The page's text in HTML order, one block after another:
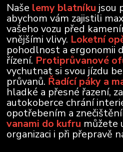
Naše lemy blatníku jsou
abychom vám zajistili
vašeho vozu před
vnějšími vlivy. Loketní
pohodlnost a ergonomii
řízení. Protiprůvanové
vychutnat si svou jízdu
průvanů. Řadící páky a
hladké a přesné řazení,
autokoberce chrání
opotřebením a
vanami do kufru můžete
organizaci i při přepravě